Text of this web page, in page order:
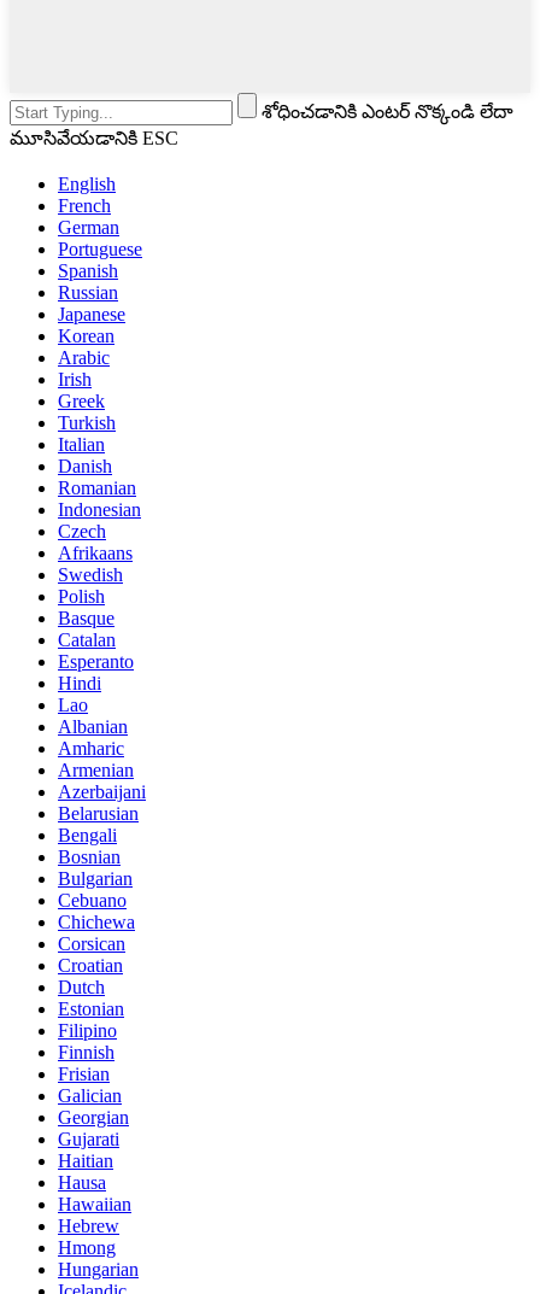
శోధించడానికి ఎంటర్ నొక్కండి లేదా
మూసివేయడానికి ESC
English
French
German
Portuguese
Spanish
Russian
Japanese
Korean
Arabic
Irish
Greek
Turkish
Italian
Danish
Romanian
Indonesian
Czech
Afrikaans
Swedish
Polish
Basque
Catalan
Esperanto
Hindi
Lao
Albanian
Amharic
Armenian
Azerbaijani
Belarusian
Bengali
Bosnian
Bulgarian
Cebuano
Chichewa
Corsican
Croatian
Dutch
Estonian
Filipino
Finnish
Frisian
Galician
Georgian
Gujarati
Haitian
Hausa
Hawaiian
Hebrew
Hmong
Hungarian